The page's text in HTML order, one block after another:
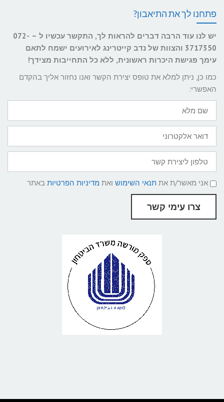
פתחנו לך את התיאבון?
יש לנו עוד הרבה דברים להראות לך, התקשר עכשיו ל – 072-
3717350 והצוות של נדב קייטרינג לאירועים ישמח לתאם
עימך פגישת היכרות ראשונית, ללא כל התחייבות מצידך!
כמו כן, ניתן למלא את טופס יצירת הקשר ואנו נחזור אליך בהקדם
האפשרי:
שם
מלא
דואר
אלקטרוני
טלפון
ליצירת
קשר
תנאי
שימוש
ומדיניות
פרטיות
אני מאשר/ת את תנאי השימוש ואת מדיניות הפרטיות באתר
צרו עימי קשר